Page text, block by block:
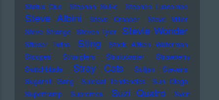
Status Quo
Stephan Sulke Stephen Luscombe
Steve Albini Steve Cropper
Steve Miller
Steve Strange Steven Tyler Stevie Wonder
Stieber Twins Sting
Stock Aitken Waterman
Stooges
Stranglers Stratocaster
Strawberry
Switchblade
Stray Cats
Sufjan Stevens
Sugarhill Gang
Suicidal Tendencies
Sun Diego
Supertramp
Supremes Suzi Quatro
Sven